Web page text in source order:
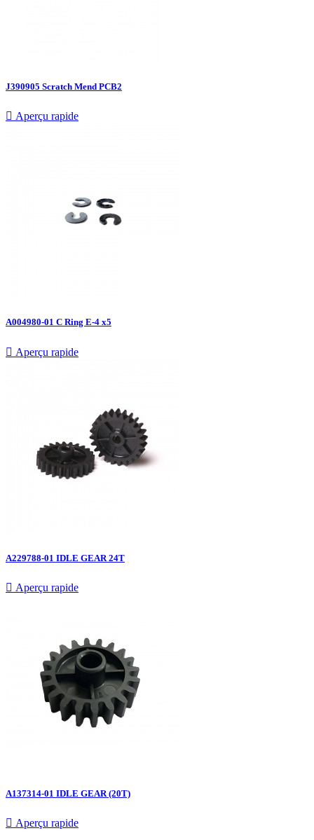
J390905 Scratch Mend PCB2
 Aperçu rapide
A004980-01 C Ring E-4 x5
 Aperçu rapide
A229788-01 IDLE GEAR 24T
 Aperçu rapide
A137314-01 IDLE GEAR (20T)
 Aperçu rapide